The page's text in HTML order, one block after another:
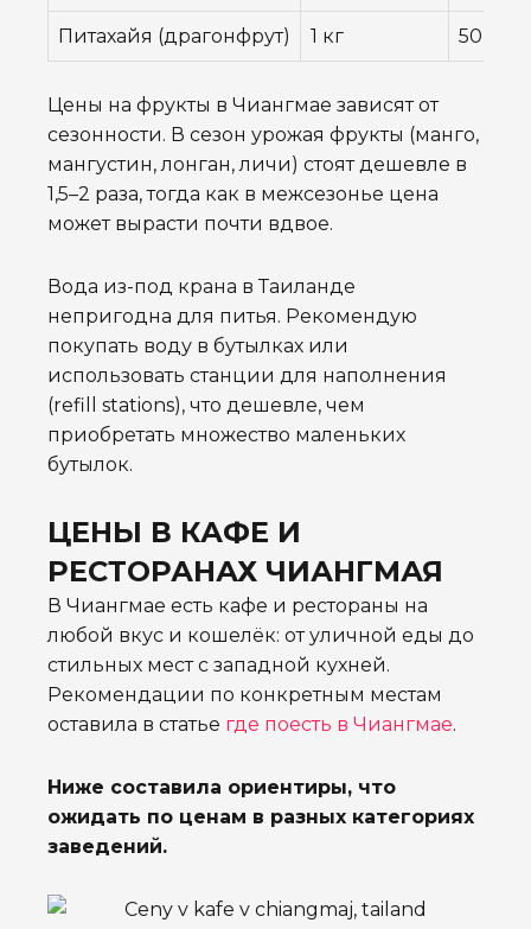
Питахайя (драгонфрут) 1 кг 50 ฿
Цены на фрукты в Чиангмае зависят от
сезонности. В сезон урожая фрукты (манго,
мангустин, лонган, личи) стоят дешевле в
1,5–2 раза, тогда как в межсезонье цена
может вырасти почти вдвое.
Вода из-под крана в Таиланде
непригодна для питья. Рекомендую
покупать воду в бутылках или
использовать станции для наполнения
(refill stations), что дешевле, чем
приобретать множество маленьких
бутылок.
ЦЕНЫ В КАФЕ И
РЕСТОРАНАХ ЧИАНГМАЯ
В Чиангмае есть кафе и рестораны на
любой вкус и кошелёк: от уличной еды до
стильных мест с западной кухней.
Рекомендации по конкретным местам
оставила в статье где поесть в Чиангмае.
Ниже составила ориентиры, что
ожидать по ценам в разных категориях
заведений.